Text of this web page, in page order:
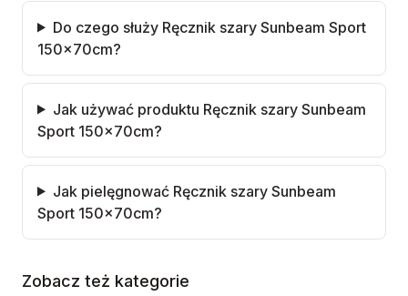
Do czego służy Ręcznik szary Sunbeam Sport
150x70cm?
Jak używać produktu Ręcznik szary Sunbeam
Sport 150x70cm?
Jak pielęgnować Ręcznik szary Sunbeam
Sport 150x70cm?
Zobacz też kategorie